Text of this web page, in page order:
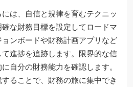
は、自信と規律を育むテクニッ
な財務目標を設定してロードマ
ンボードや財務計画アプリなど
進捗を追跡します。限界的な信
自分の財務能力を確認します。
ることで、財務の旅に集中でき